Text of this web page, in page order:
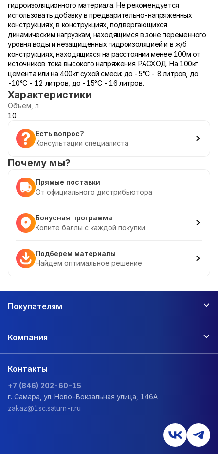
гидроизоляционного материала. Не рекомендуется
использовать добавку в предварительно-напряженных
конструкциях, в конструкциях, подвергающихся
динамическим нагрузкам, находящимся в зоне переменного
уровня воды и незащищенных гидроизоляцией и в ж/б
конструкциях, находящихся на расстоянии менее 100м от
источников тока высокого напряжения. РАСХОД. На 100кг
цемента или на 400кг сухой смеси: до -5°С - 8 литров, до
-10°С - 12 литров, до -15°С - 16 литров.
Характеристики
Объем, л
10
Есть вопрос?
Консультации специалиста
Почему мы?
Прямые поставки
От официального дистрибьютора
Бонусная программа
Копите баллы с каждой покупки
Подберем материалы
Найдем оптимальное решение
Покупателям
Компания
Контакты
+7 (846) 202-60-15
г. Самара, ул. Ново-Вокзальная улица, 146А
zakaz@1sc.saturn-r.ru